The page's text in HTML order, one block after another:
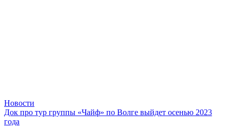
Новости
Док про тур группы «Чайф» по Волге выйдет осенью 2023
года